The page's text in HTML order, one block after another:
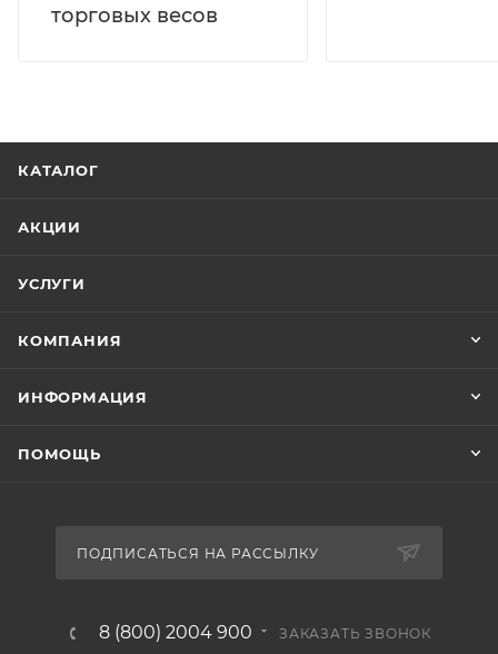
торговых весов
КАТАЛОГ
АКЦИИ
УСЛУГИ
КОМПАНИЯ
ИНФОРМАЦИЯ
ПОМОЩЬ
ПОДПИСАТЬСЯ НА РАССЫЛКУ
8 (800) 2004 900 ЗАКАЗАТЬ ЗВОНОК